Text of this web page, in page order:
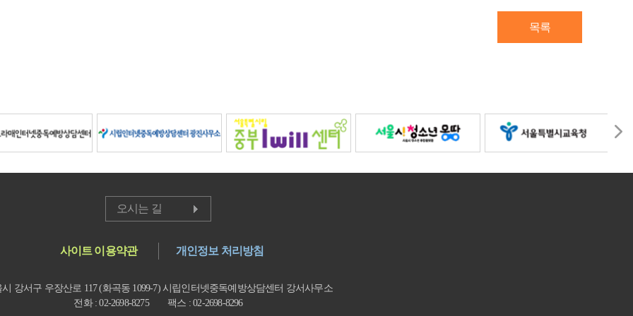
목록
오시는 길
사이트 이용약관 개인정보 처리방침
시 강서구 우장산로 117 (화곡동 1099-7) 시립인터넷중독예방상담센터 강서사무소
전화 : 02-2698-8275 팩스 : 02-2698-8296